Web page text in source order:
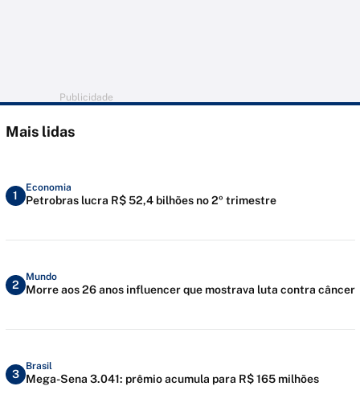
Publicidade
Mais lidas
1
Economia
Petrobras lucra R$ 52,4 bilhões no 2º trimestre
2
Mundo
Morre aos 26 anos influencer que mostrava luta contra câncer
3
Brasil
Mega-Sena 3.041: prêmio acumula para R$ 165 milhões